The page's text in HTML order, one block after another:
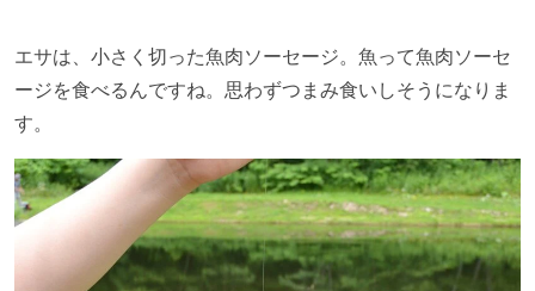
エサは、小さく切った魚肉ソーセージ。魚って魚肉ソーセ
ージを食べるんですね。思わずつまみ食いしそうになりま
す。